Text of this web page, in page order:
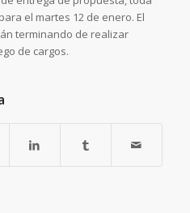
el martes 12 de enero. El
terminando de realizar
de cargos.